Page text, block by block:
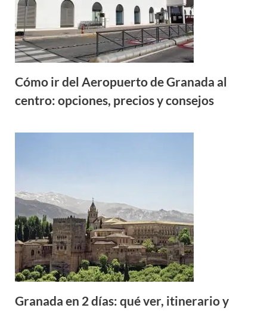
Cómo ir del Aeropuerto de Granada al
centro: opciones, precios y consejos
Granada en 2 días: qué ver, itinerario y